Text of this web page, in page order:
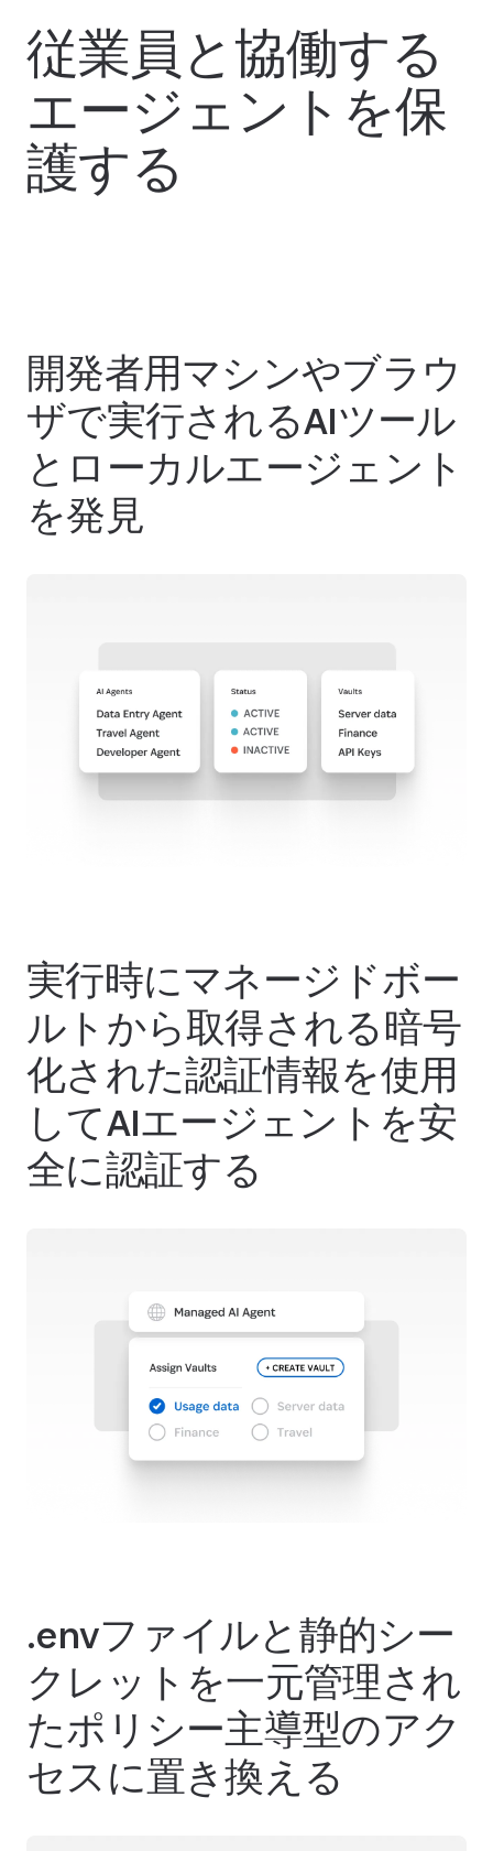
従業員と協働する
エージェントを保
護する
開発者用マシンやブラウ
ザで実行されるAIツール
とローカルエージェント
を発見
実行時にマネージドボー
ルトから取得される暗号
化された認証情報を使用
してAIエージェントを安
全に認証する
.envファイルと静的シー
クレットを一元管理され
たポリシー主導型のアク
セスに置き換える